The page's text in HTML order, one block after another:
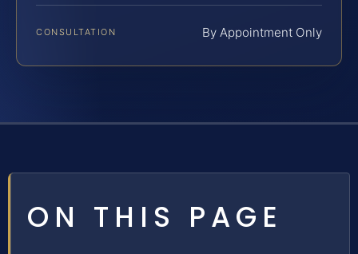
CONSULTATION By Appointment Only
ON THIS PAGE